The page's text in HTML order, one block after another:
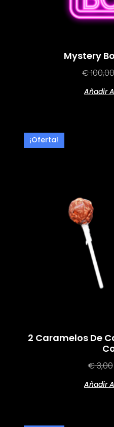
Mystery
€100,00
Añadir
¡Oferta!
2 Caramelos De
€3,00
Añadir